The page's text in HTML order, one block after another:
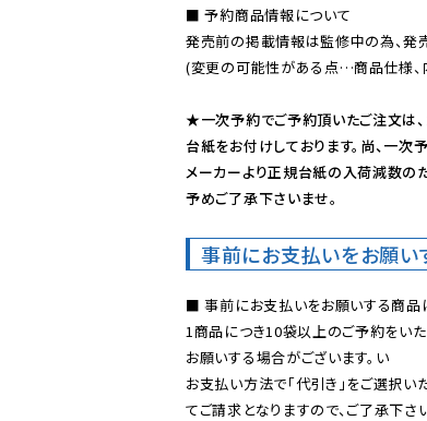
■ 予約商品情報について
発売前の掲載情報は監修中の為、発
(変更の可能性がある点…商品仕様、
★一次予約でご予約頂いたご注文は
台紙をお付けしております。尚、一次
メーカーより正規台紙の入荷減数の
予めご了承下さいませ。
事前にお支払いをお願い
■ 事前にお支払いをお願いする商品
1商品につき10袋以上のご予約をい
お願いする場合がございます。い
お支払い方法で「代引き」をご選択い
てご請求となりますので、ご了承下